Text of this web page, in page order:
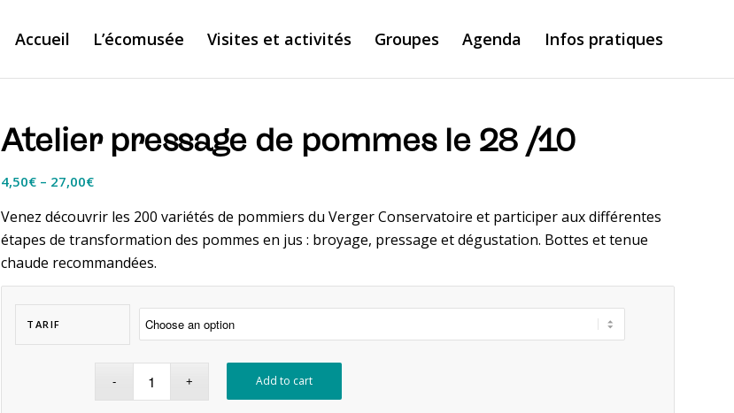
Accueil L’écomusée Visites et activités Groupes Agenda Infos pratiques
Atelier pressage de pommes le 28 /10
4,50€ – 27,00€
Venez découvrir les 200 variétés de pommiers du Verger Conservatoire et participer aux différentes
étapes de transformation des pommes en jus : broyage, pressage et dégustation. Bottes et tenue
chaude recommandées.
TARIF
Add to cart